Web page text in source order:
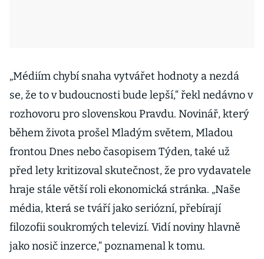
„Médiím chybí snaha vytvářet hodnoty a nezdá
se, že to v budoucnosti bude lepší,“ řekl nedávno v
rozhovoru pro slovenskou Pravdu. Novinář, který
během života prošel Mladým světem, Mladou
frontou Dnes nebo časopisem Týden, také už
před lety kritizoval skutečnost, že pro vydavatele
hraje stále větší roli ekonomická stránka. „Naše
média, která se tváří jako seriózní, přebírají
filozofii soukromých televizí. Vidí noviny hlavně
jako nosič inzerce,“ poznamenal k tomu.